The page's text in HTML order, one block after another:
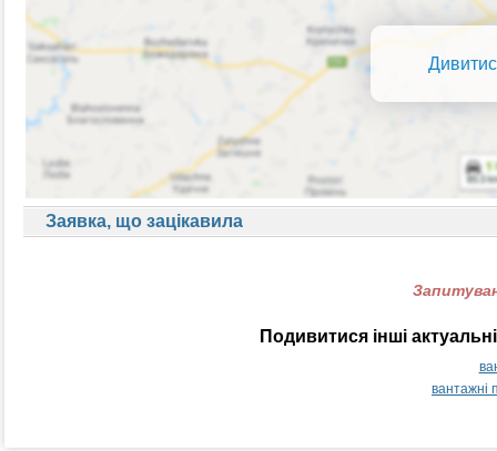
Заявка, що зацікавила
Подивитися інші
вантажні